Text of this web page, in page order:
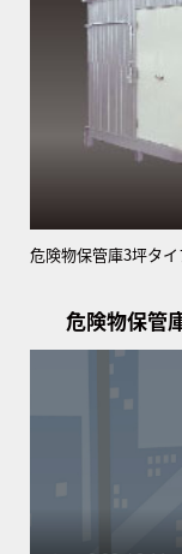
危険物保管庫3坪タイ
危険物保管